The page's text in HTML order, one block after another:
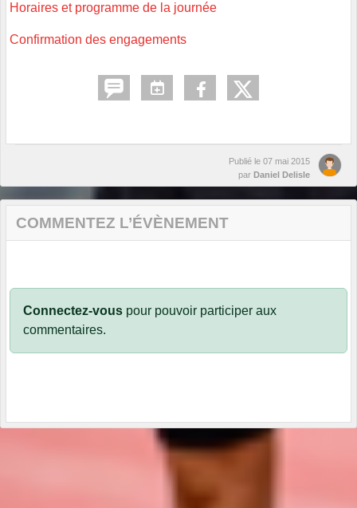
Horaires et programme de la journée
Confirmation des engagements
Publié le 07 mai 2015
par Daniel Delisle
COMMENTEZ L’ÉVÈNEMENT
Connectez-vous pour pouvoir participer aux
commentaires.